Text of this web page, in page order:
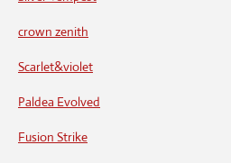
crown zenith
Scarlet&violet
Paldea Evolved
Fusion Strike